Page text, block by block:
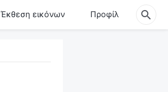
Έκθεση εικόνων Προφίλ